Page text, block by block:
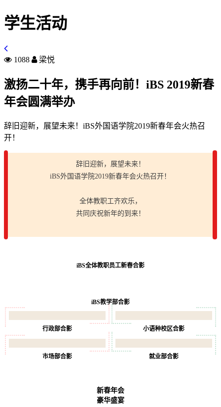
学生活动
1088 梁悦
激扬二十年，携手再向前！iBS 2019新春
年会圆满举办
辞旧迎新，展望未来！iBS外国语学院2019新春年会火热召
开！
辞旧迎新，展望未来！
iBS外国语学院2019新春年会火热召开！
全体教职工齐欢乐，
共同庆祝新年的到来！
iBS全体教职员工新春合影
iBS教学部合影
行政部合影 小语种校区合影
市场部合影 就业部合影
新春年会
豪华盛宴